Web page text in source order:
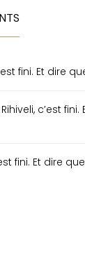
fini. Et dire
Rihiveli, c’est
fini. Et dire